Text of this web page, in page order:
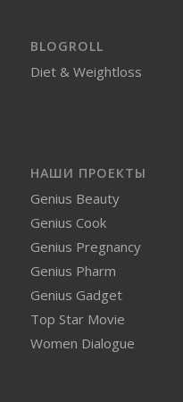
BLOGROLL
Diet & Weightloss
НАШИ ПРОЕКТЫ
Genius Beauty
Genius Cook
Genius Pregnancy
Genius Pharm
Genius Gadget
Top Star Movie
Women Dialogue